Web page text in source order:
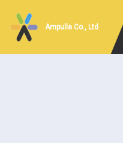
Ampulle Co., Ltd